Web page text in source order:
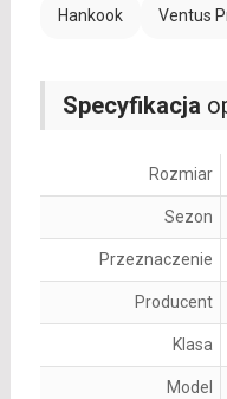
Hankook Ventus
Specyfikacja
Rozmiar
Sezon
Przeznaczenie
Producent
Klasa
Model